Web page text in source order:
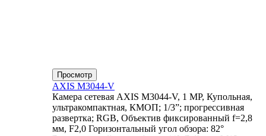
Просмотр
AXIS M3044-V
Камера сетевая AXIS M3044-V, 1 MP, Купольная,
ультракомпактная, КМОП; 1/3”; прогрессивная
развертка; RGB, Объектив фиксированный f=2,8
мм, F2,0 Горизонтальный угол обзора: 82°